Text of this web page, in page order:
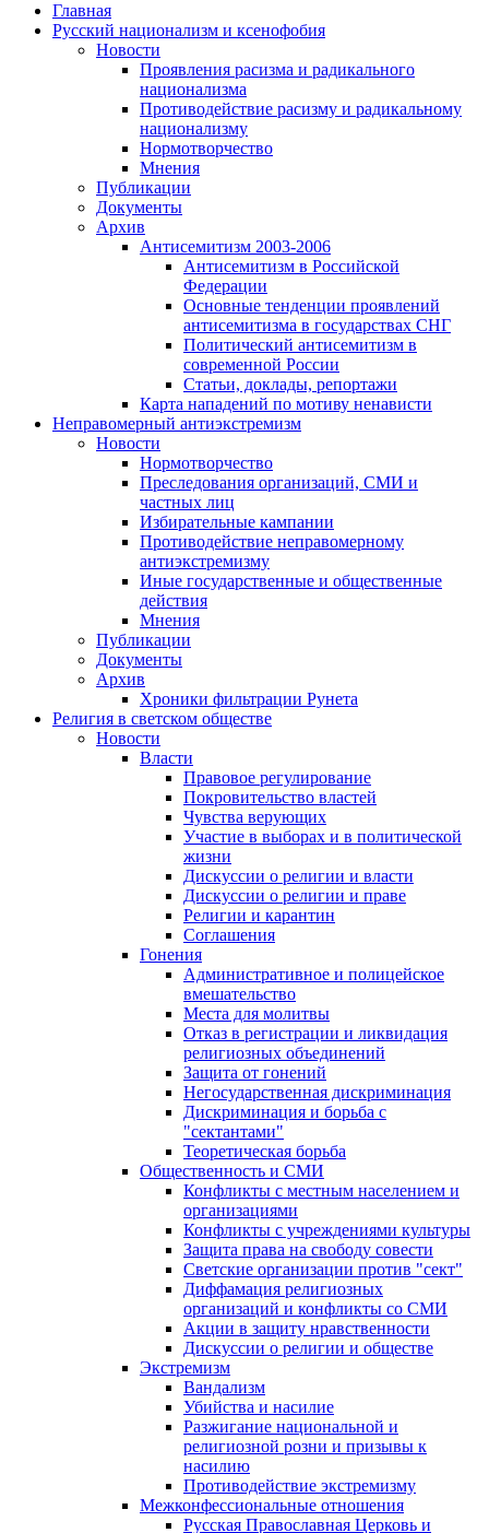
Главная
Русский национализм и ксенофобия
Новости
Проявления расизма и радикального
национализма
Противодействие расизму и радикальному
национализму
Нормотворчество
Мнения
Публикации
Документы
Архив
Антисемитизм 2003-2006
Антисемитизм в Российской
Федерации
Основные тенденции проявлений
антисемитизма в государствах СНГ
Политический антисемитизм в
современной России
Статьи, доклады, репортажи
Карта нападений по мотиву ненависти
Неправомерный антиэкстремизм
Новости
Нормотворчество
Преследования организаций, СМИ и
частных лиц
Избирательные кампании
Противодействие неправомерному
антиэкстремизму
Иные государственные и общественные
действия
Мнения
Публикации
Документы
Архив
Хроники фильтрации Рунета
Религия в светском обществе
Новости
Власти
Правовое регулирование
Покровительство властей
Чувства верующих
Участие в выборах и в политической
жизни
Дискуссии о религии и власти
Дискуссии о религии и праве
Религии и карантин
Соглашения
Гонения
Административное и полицейское
вмешательство
Места для молитвы
Отказ в регистрации и ликвидация
религиозных объединений
Защита от гонений
Негосударственная дискриминация
Дискриминация и борьба с
"сектантами"
Теоретическая борьба
Общественность и СМИ
Конфликты с местным населением и
организациями
Конфликты с учреждениями культуры
Защита права на свободу совести
Светские организации против "сект"
Диффамация религиозных
организаций и конфликты со СМИ
Акции в защиту нравственности
Дискуссии о религии и обществе
Экстремизм
Вандализм
Убийства и насилие
Разжигание национальной и
религиозной розни и призывы к
насилию
Противодействие экстремизму
Межконфессиональные отношения
Русская Православная Церковь и